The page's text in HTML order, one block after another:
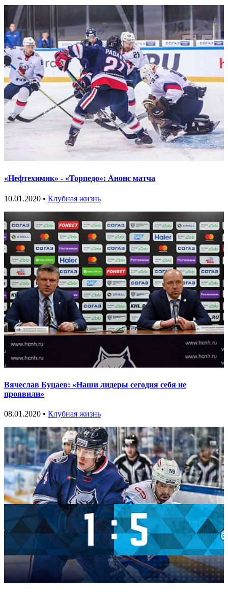
«Нефтехимик» - «Торпедо»: Анонс матча
10.01.2020 • Клубная жизнь
Вячеслав Буцаев: «Наши лидеры сегодня себя не
проявили»
08.01.2020 • Клубная жизнь